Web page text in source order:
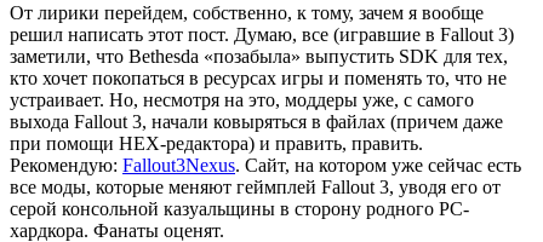
От лирики перейдем, собственно, к тому, зачем я вообще
решил написать этот пост. Думаю, все (игравшие в Fallout 3)
заметили, что Bethesda «позабыла» выпустить SDK для тех,
кто хочет покопаться в ресурсах игры и поменять то, что не
устраивает. Но, несмотря на это, моддеры уже, с самого
выхода Fallout 3, начали ковыряться в файлах (причем даже
при помощи HEX-редактора) и править, править.
Рекомендую: Fallout3Nexus. Сайт, на котором уже сейчас есть
все моды, которые меняют геймплей Fallout 3, уводя его от
серой консольной казуальщины в сторону родного PC-
хардкора. Фанаты оценят.